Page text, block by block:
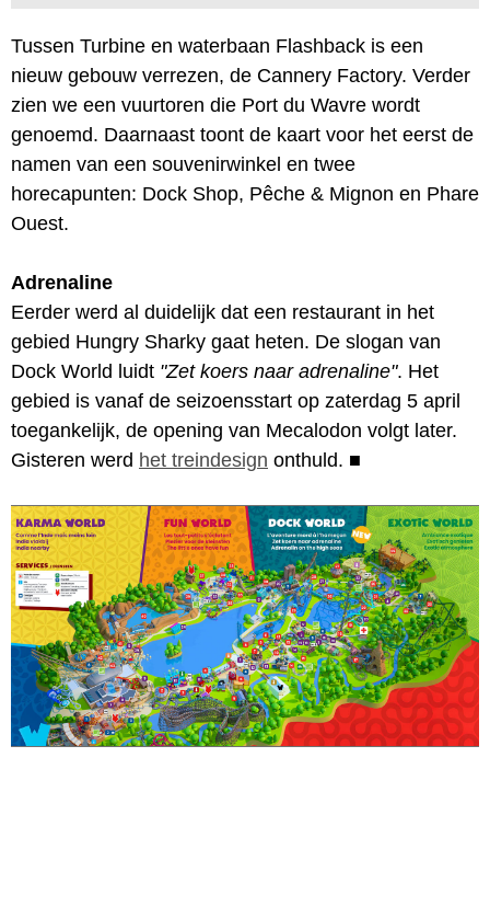
Tussen Turbine en waterbaan Flashback is een
nieuw gebouw verrezen, de Cannery Factory. Verder
zien we een vuurtoren die Port du Wavre wordt
genoemd. Daarnaast toont de kaart voor het eerst de
namen van een souvenirwinkel en twee
horecapunten: Dock Shop, Pêche & Mignon en Phare
Ouest.
Adrenaline
Eerder werd al duidelijk dat een restaurant in het
gebied Hungry Sharky gaat heten. De slogan van
Dock World luidt "Zet koers naar adrenaline". Het
gebied is vanaf de seizoensstart op zaterdag 5 april
toegankelijk, de opening van Mecalodon volgt later.
Gisteren werd het treindesign onthuld. ■